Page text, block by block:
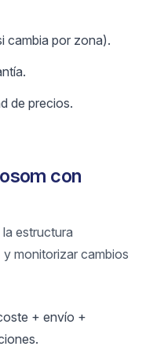
cambia por zona).
de precios.
con
estructura
monitorizar cambios
+ envío +